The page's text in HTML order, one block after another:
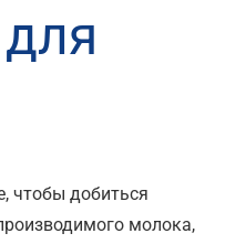
чтобы добиться
молока,